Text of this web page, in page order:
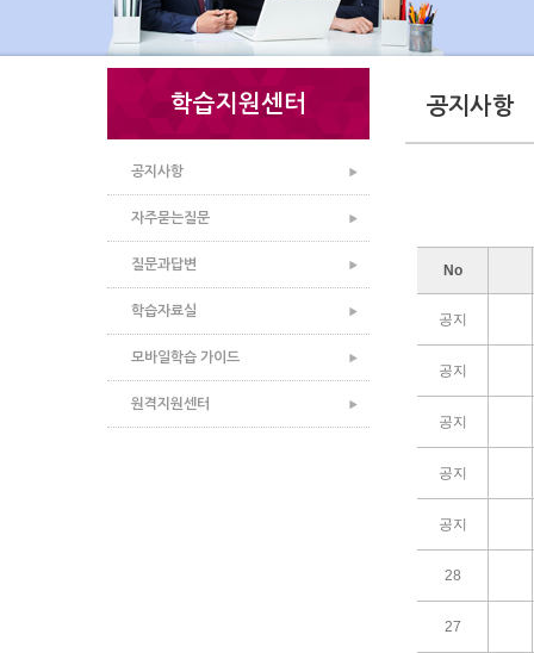
학습지원센터
공지사항
자주묻는질문
질문과답변
학습자료실
모바일학습 가이드
원격지원센터
공지사항
No
공지
공지
공지
공지
공지
28
27